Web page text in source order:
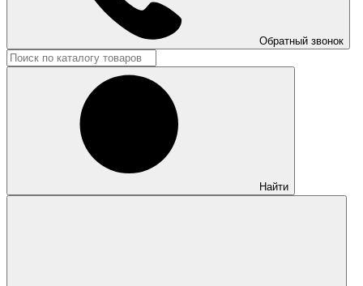
Обратный звонок
Найти